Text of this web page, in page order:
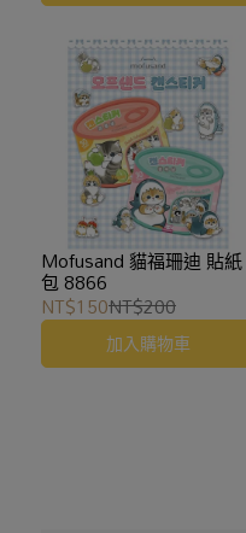
Mofusand 貓福珊迪 貼紙
包 8866
NT$150NT$200
加入購物車